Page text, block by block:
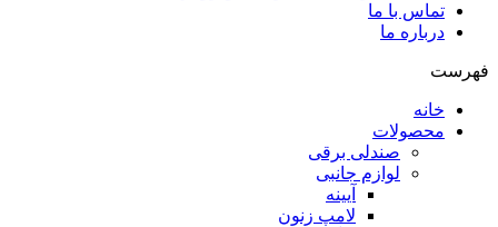
تماس با ما
درباره ما
فهرست
خانه
محصولات
صندلی برقی
لوازم جانبی
آیینه
لامپ زنون